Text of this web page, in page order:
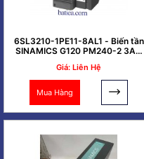
6SL3210-1PE11-8AL1 - Biến tần
SINAMICS G120 PM240-2 3AC
Giá: Liên Hệ
Mua Hàng